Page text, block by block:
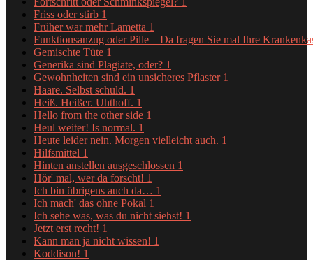
Friss oder stirb 1
Früher war mehr Lametta 1
Funktionsanzug oder Pille – Da fragen Sie mal Ihre
Gemischte Tüte 1
Generika sind Plagiate, oder? 1
Gewohnheiten sind ein unsicheres Pflaster 1
Haare. Selbst schuld. 1
Heiß. Heißer. Uhthoff. 1
Hello from the other side 1
Heul weiter! Is normal. 1
Heute leider nein. Morgen vielleicht auch. 1
Hilfsmittel 1
Hinten anstellen ausgeschlossen 1
Hör' mal, wer da forscht! 1
Ich bin übrigens auch da… 1
Ich mach' das ohne Pokal 1
Ich sehe was, was du nicht siehst! 1
Jetzt erst recht! 1
Kann man ja nicht wissen! 1
Koddison! 1